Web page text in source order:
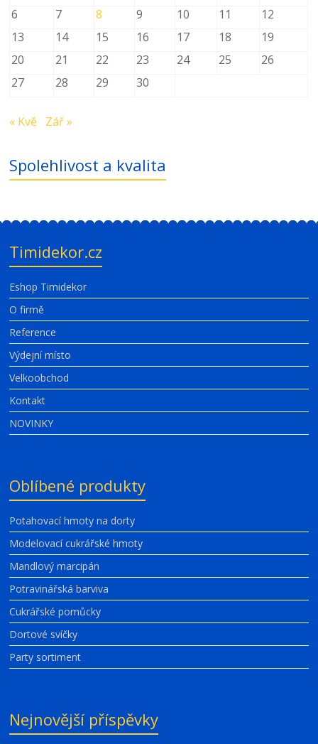
6
7 8 9 10 11
12
13
14 15 16 17 18
19
20
21 22 23 24 25
26
27
28 29 30
« Kvě Zář »
Spolehlivost a kvalita
Timidekor.cz
Eshop Timidekor
O firmě
Reference
Výdejní místo
Velkoobchod
Kontakt
NOVINKY
Oblíbené produkty
Potahovací hmoty na dorty
Modelovací cukrářské hmoty
Mandlový marcipán
Potravinářská barviva
Cukrářské pomůcky
Dortové svíčky
Party sortiment
Nejnovější příspěvky